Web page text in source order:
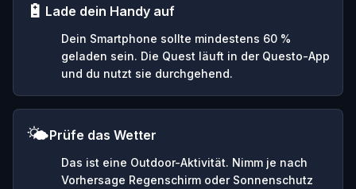
🔋 Lade dein Handy auf
Dein Smartphone sollte mindestens 60 %
geladen sein. Die Quest läuft in der Questo-App
und du nutzt sie durchgehend.
🌤️Prüfe das Wetter
Das ist eine Outdoor-Aktivität. Nimm je nach
Vorhersage Regenschirm oder Sonnenschutz